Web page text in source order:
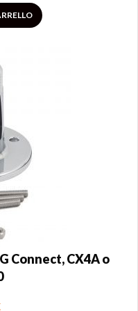
Connect, CX4A o